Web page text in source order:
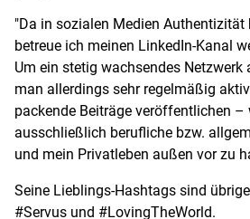
"Da in sozialen Medien
betreue ich meinen LinkedIn-Kanal
Um ein stetig wachsendes
man allerdings sehr regelmäßig
packende Beiträge veröffentlichen
ausschließlich berufliche bzw.
und mein Privatleben außen vor zu
Seine Lieblings-Hashtags sind
#Servus und #LovingTheWorld.